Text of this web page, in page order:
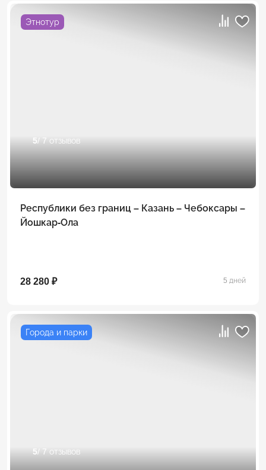
Этнотур
5/ 7 отзывов
Республики без границ – Казань – Чебоксары –
Йошкар-Ола
28 280 ₽ 5 дней
Города и парки
5/ 7 отзывов